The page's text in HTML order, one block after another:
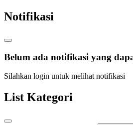
Notifikasi
Belum ada notifikasi yang
Silahkan login untuk melihat notifikasi
List Kategori